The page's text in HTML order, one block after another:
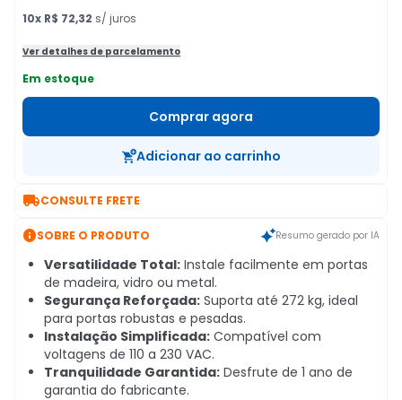
10x R$ 72,32 s/ juros
Ver detalhes de parcelamento
Em estoque
Comprar agora
Adicionar ao carrinho
CONSULTE FRETE
SOBRE O PRODUTO Resumo gerado por IA
Versatilidade Total: Instale facilmente em portas
de madeira, vidro ou metal.
Segurança Reforçada: Suporta até 272 kg, ideal
para portas robustas e pesadas.
Instalação Simplificada: Compatível com
voltagens de 110 a 230 VAC.
Tranquilidade Garantida: Desfrute de 1 ano de
garantia do fabricante.